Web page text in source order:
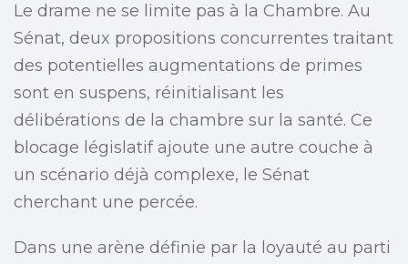
Le drame ne se limite pas à la Chambre. Au
Sénat, deux propositions concurrentes traitant
des potentielles augmentations de primes
sont en suspens, réinitialisant les
délibérations de la chambre sur la santé. Ce
blocage législatif ajoute une autre couche à
un scénario déjà complexe, le Sénat
cherchant une percée.
Dans une arène définie par la loyauté au parti